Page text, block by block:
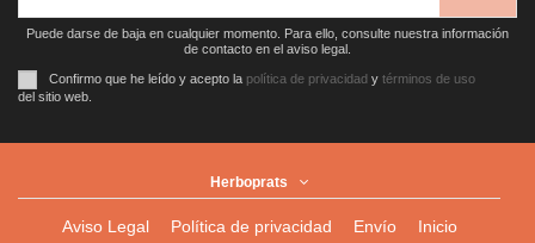
Puede darse de baja en cualquier momento. Para ello, consulte nuestra información
de contacto en el aviso legal.
Confirmo que he leído y acepto la política de privacidad y términos de uso
del sitio web.
Herboprats
Aviso Legal Política de privacidad Envío Inicio